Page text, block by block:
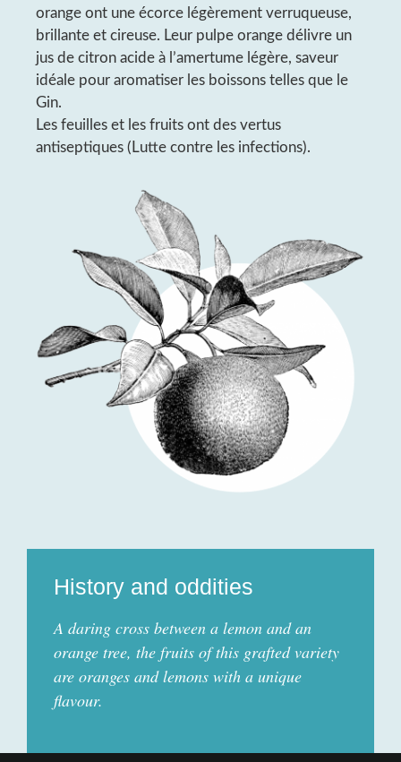
orange ont une écorce légèrement verruqueuse,
brillante et cireuse. Leur pulpe orange délivre un
jus de citron acide à l’amertume légère, saveur
idéale pour aromatiser les boissons telles que le
Gin.
Les feuilles et les fruits ont des vertus
antiseptiques (Lutte contre les infections).
History and oddities
A daring cross between a lemon and an
orange tree, the fruits of this grafted variety
are oranges and lemons with a unique
flavour.